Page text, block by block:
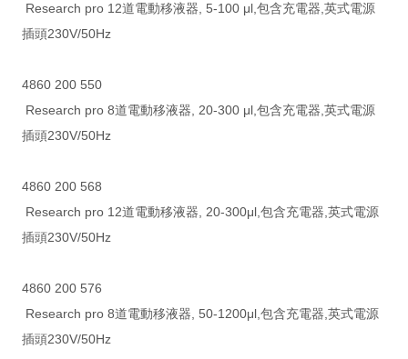
Research pro 12道電動移液器, 5-100 μl,包含充電器,英式電源
插頭230V/50Hz
4860 200 550
Research pro 8道電動移液器, 20-300 μl,包含充電器,英式電源
插頭230V/50Hz
4860 200 568
Research pro 12道電動移液器, 20-300μl,包含充電器,英式電源
插頭230V/50Hz
4860 200 576
Research pro 8道電動移液器, 50-1200μl,包含充電器,英式電源
插頭230V/50Hz